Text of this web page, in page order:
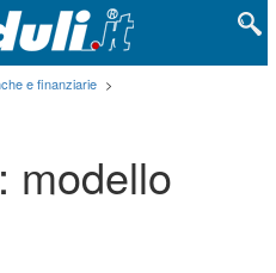
e finanziarie >
modello